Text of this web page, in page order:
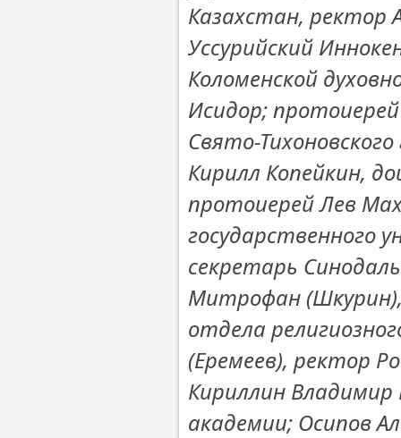
Казахстан, ректор
Уссурийский
Коломенской
Исидор;
Свято-
Кирилл Копейкин,
протоиерей Лев
государственного
секретарь
Митрофан
отдела
(Еремеев), ректор
Кириллин Владимир
академии; Осипов